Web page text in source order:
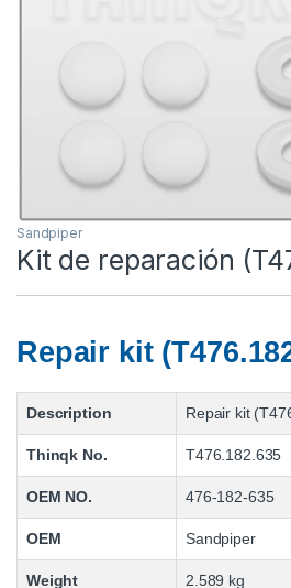
Sandpiper
Kit de reparación
Repair kit
Description Repair kit
Thinqk No. T476.182.635
OEM NO. 476-182-635
OEM Sandpiper
Weight 2.589 kg